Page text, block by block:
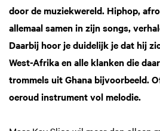
door de muziekwereld. Hiphop,
allemaal samen in zijn songs,
Daarbij hoor je duidelijk je dat hij
West-Afrika en alle klanken die
trommels uit Ghana bijvoorbeeld.
oeroud instrument vol melodie.